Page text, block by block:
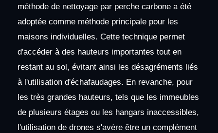
méthode de nettoyage par perche carbone a été
adoptée comme méthode principale pour les
maisons individuelles. Cette technique permet
d'accéder à des hauteurs importantes tout en
restant au sol, évitant ainsi les désagréments liés
à l'utilisation d'échafaudages. En revanche, pour
les très grandes hauteurs, tels que les immeubles
de plusieurs étages ou les hangars inaccessibles,
l'utilisation de drones s'avère être un complément